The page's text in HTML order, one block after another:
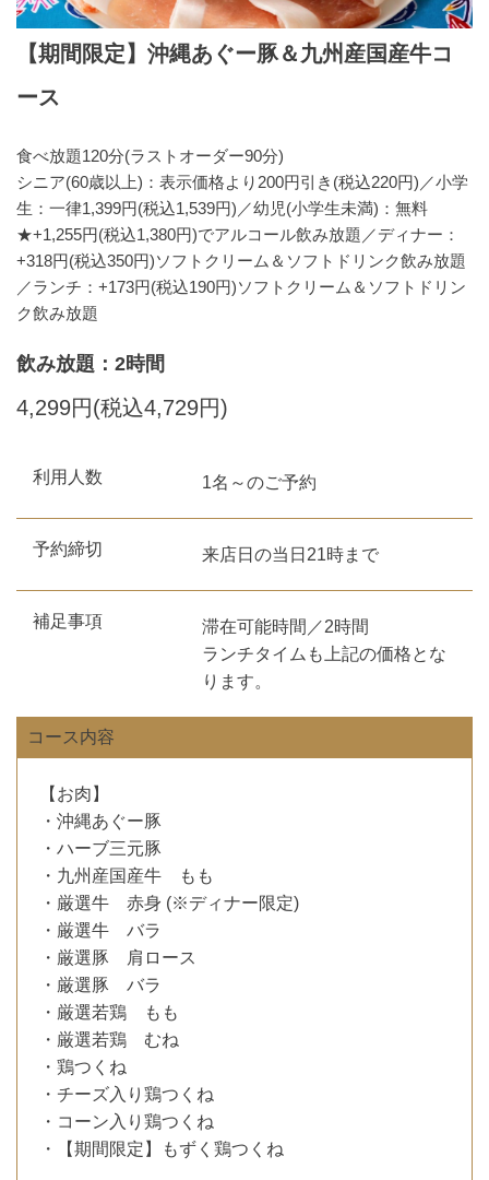
【期間限定】沖縄あぐー豚＆九州産国産牛コ
ース
食べ放題120分(ラストオーダー90分)
シニア(60歳以上)：表示価格より200円引き(税込220円)／小学
生：一律1,399円(税込1,539円)／幼児(小学生未満)：無料
★+1,255円(税込1,380円)でアルコール飲み放題／ディナー：
+318円(税込350円)ソフトクリーム＆ソフトドリンク飲み放題
／ランチ：+173円(税込190円)ソフトクリーム＆ソフトドリン
ク飲み放題
飲み放題：2時間
4,299円(税込4,729円)
利用人数 1名～のご予約
予約締切 来店日の当日21時まで
補足事項
滞在可能時間／2時間
ランチタイムも上記の価格とな
ります。
コース内容
【お肉】
・沖縄あぐー豚
・ハーブ三元豚
・九州産国産牛 もも
・厳選牛 赤身 (※ディナー限定)
・厳選牛 バラ
・厳選豚 肩ロース
・厳選豚 バラ
・厳選若鶏 もも
・厳選若鶏 むね
・鶏つくね
・チーズ入り鶏つくね
・コーン入り鶏つくね
・【期間限定】もずく鶏つくね